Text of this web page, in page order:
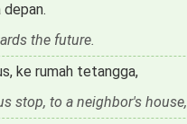
depan.
the future.
ke rumah tetangga,
stop, to a neighbor's house,